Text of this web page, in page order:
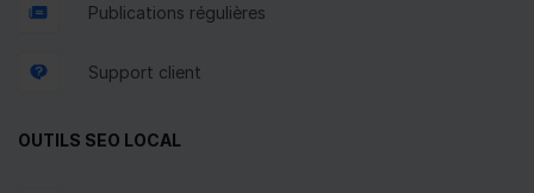
Publications régulières
Support client
OUTILS SEO LOCAL